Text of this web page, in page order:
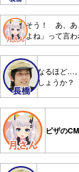
そう！ あ、あ
よね」って言
なるほど…
しょうか？
ピザの